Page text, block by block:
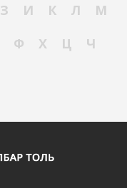
З И К Л
М
Ф Х Ц
Ч